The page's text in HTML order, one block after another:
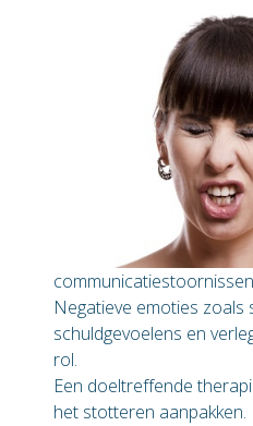
Negatieve emoties zoals
schuldgevoelens en
rol.
Een doeltreffende
het stotteren aanpakken.